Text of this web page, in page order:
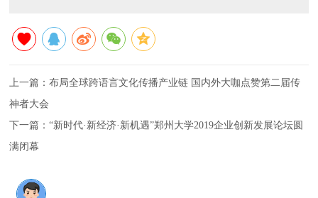
上一篇：布局全球跨语言文化传播产业链 国内外大咖点赞第二届传
神者大会
下一篇：“新时代·新经济·新机遇”郑州大学2019企业创新发展论坛圆
满闭幕